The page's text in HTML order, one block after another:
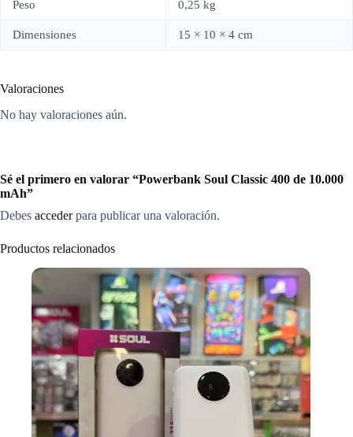
Peso 0,25 kg
Dimensiones 15 × 10 × 4 cm
Valoraciones
No hay valoraciones aún.
Sé el primero en valorar “Powerbank Soul Classic 400 de 10.000
mAh”
Debes accederpara publicar una valoración.
Productos relacionados